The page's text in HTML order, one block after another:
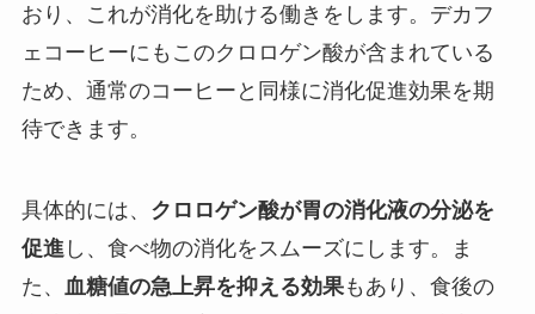
おり、これが消化を助ける働きをします。デカフ
ェコーヒーにもこのクロロゲン酸が含まれている
ため、通常のコーヒーと同様に消化促進効果を期
待できます。
具体的には、 クロロゲン酸が胃の消化液の分泌を
促進 し、食べ物の消化をスムーズにします。ま
た、
血糖値の急上昇を抑える効果もあり、食後の